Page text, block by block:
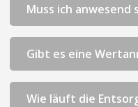
Muss ich anwesend
Gibt es eine
Wie läuft die